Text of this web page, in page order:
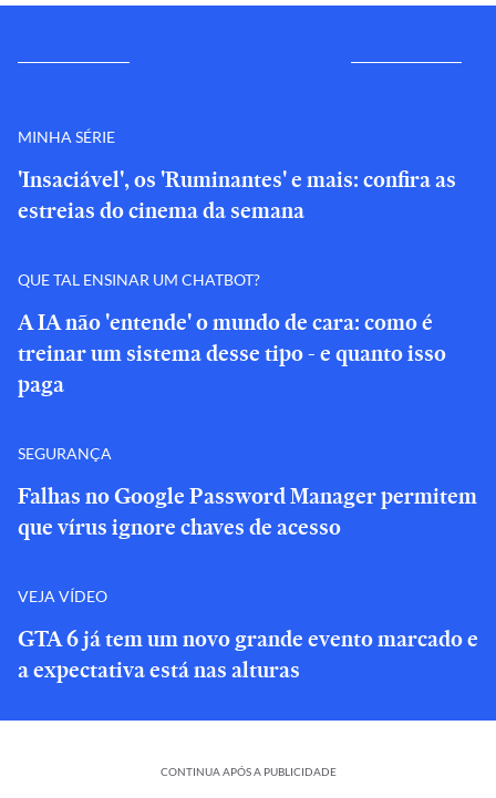
MINHA SÉRIE
'Insaciável', os 'Ruminantes' e mais: confira as
estreias do cinema da semana
QUE TAL ENSINAR UM CHATBOT?
A IA não 'entende' o mundo de cara: como é
treinar um sistema desse tipo - e quanto isso
paga
SEGURANÇA
Falhas no Google Password Manager permitem
que vírus ignore chaves de acesso
VEJA VÍDEO
GTA 6 já tem um novo grande evento marcado e
a expectativa está nas alturas
CONTINUA APÓS A PUBLICIDADE